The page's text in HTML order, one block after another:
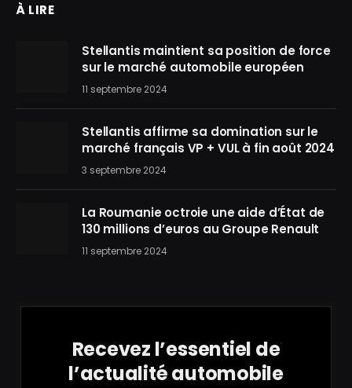
À LIRE
Stellantis maintient sa position de force
sur le marché automobile européen
11 septembre 2024
Stellantis affirme sa domination sur le
marché français VP + VUL à fin août 2024
3 septembre 2024
La Roumanie octroie une aide d’État de
130 millions d’euros au Groupe Renault
11 septembre 2024
Recevez l’essentiel de
l’actualité automobile